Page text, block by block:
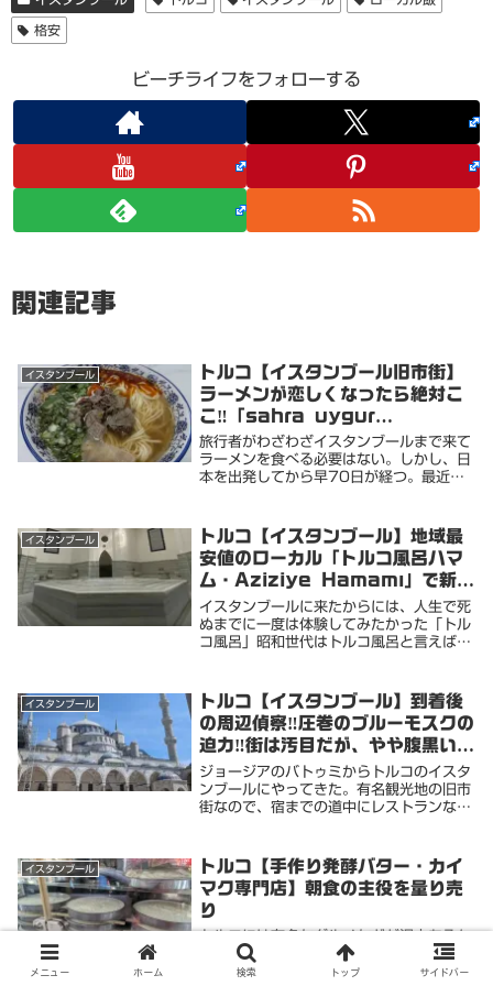
格安
ビーチライフをフォローする
関連記事
イスタンブール
トルコ【イスタンブール旧市街】
ラーメンが恋しくなったら絶対こ
こ‼️「sahra uygur
restaurant/SAHRA面馆/中
餐」マジ旨です
旅行者がわざわざイスタンブールまで来て
ラーメンを食べる必要はない。しかし、日
本を出発してから早70日が経つ。最近食
に寿司や天ぷらを食いてえ〜とはあまり思
わない。カツ...
イスタンブール
トルコ【イスタンブール】地域最
安値のローカル「トルコ風呂ハマ
ム・Aziziye Hamamı」で新た
なる新世界へGO‼️
イスタンブールに来たからには、人生で死
ぬまでに一度は体験してみたかった「トル
コ風呂」昭和世代はトルコ風呂と言えば、
ルコ風呂は伝統的な公衆浴場で大人のピン
クな享楽では...
イスタンブール
トルコ【イスタンブール】到着後
の周辺偵察‼️圧巻のブルーモスクの
迫力‼️街は汚目だが、やや腹黒い愛
想に癒やされる
ジョージアのバトゥミからトルコのイスタ
ンブールにやってきた。有名観光地の旧市
街なので、宿までの道中にレストランなど
の旧社会主義国特有の愛想の無い（人は悪
くないんだけ...
イスタンブール
トルコ【手作り発酵バター・カイ
マク専門店】朝食の主役を量り売
り
バブ、ロクム、チャイ…などなどしかし、
知らない食材を散策で見つけるのも旅の醍
メニュー ホーム 検索 トップ サイドバー